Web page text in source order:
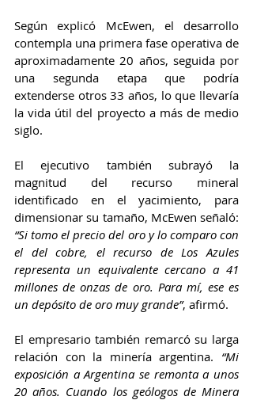
Según explicó McEwen, el desarrollo
contempla una primera fase operativa de
aproximadamente 20 años, seguida por
una segunda etapa que podría
extenderse otros 33 años, lo que llevaría
la vida útil del proyecto a más de medio
siglo.
El ejecutivo también subrayó la
magnitud del recurso mineral
identificado en el yacimiento, para
“Si tomo el precio del oro y lo comparo con
el del cobre, el recurso de Los Azules
representa un equivalente cercano a 41
millones de onzas de oro. Para mí, ese es
un depósito de oro muy grande”, afirmó.
El empresario también remarcó su larga
relación con la minería argentina. “Mi
exposición a Argentina se remonta a unos
20 años. Cuando los geólogos de Minera